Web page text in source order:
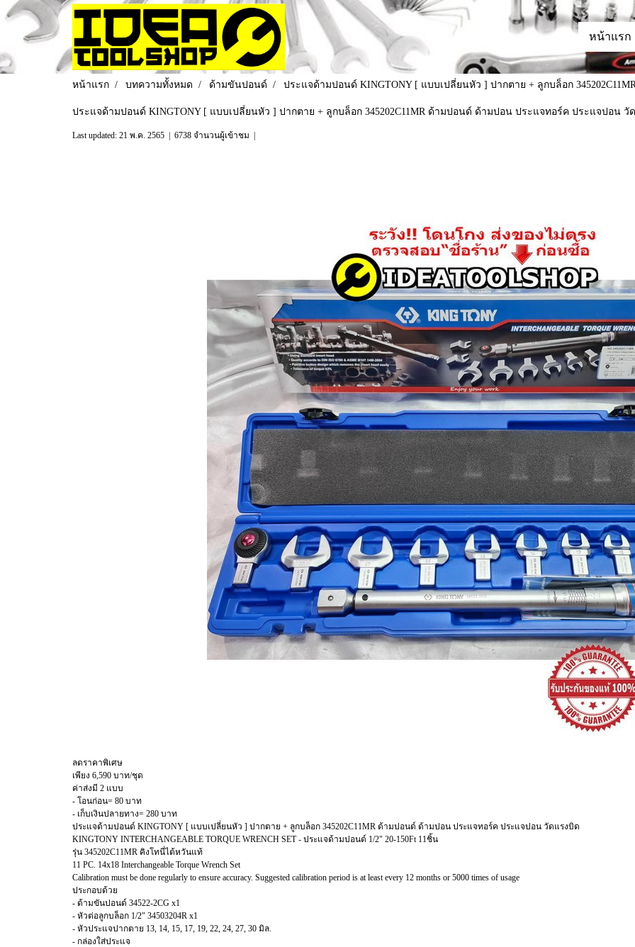
หน้าแรก
หน้าแรก บทความทั้งหมด ด้ามขันปอนด์ ประแจด้ามปอนด์ KINGTONY [ แบบเปลี่ยนหัว ] ปากตาย + ลูกบล็อก
ประแจด้ามปอนด์ KINGTONY [ แบบเปลี่ยนหัว ] ปากตาย + ลูกบล็อก 345202C11MR ด้ามปอนด์ ด้ามปอน ประแจทอร์ค ประแจปอน วั
Last updated: 21 พ.ค. 2565 6738 จำนวนผู้เข้าชม
ลดราคาพิเศษ
เพียง 6,590 บาท/ชุด
ค่าส่งมี 2 แบบ
- โอนก่อน= 80 บาท
- เก็บเงินปลายทาง= 280 บาท
ประแจด้ามปอนด์ KINGTONY [ แบบเปลี่ยนหัว ] ปากตาย + ลูกบล็อก 345202C11MR ด้ามปอนด์ ด้ามปอน ประแจทอร์ค ประแจปอน วัดแรงบิด
KINGTONY INTERCHANGEABLE TORQUE WRENCH SET - ประแจด้ามปอนด์ 1/2" 20-150Ft 11ชิ้น
รุ่น 345202C11MR คิงโทนี่ไต้หวันแท้
11 PC. 14x18 Interchangeable Torque Wrench Set
Calibration must be done regularly to ensure accuracy. Suggested calibration period is at least every 12 months or 5000 times of usage
ประกอบด้วย
- ด้ามขันปอนด์ 34522-2CG x1
- หัวต่อลูกบล็อก 1/2" 34503204R x1
- หัวประแจปากตาย 13, 14, 15, 17, 19, 22, 24, 27, 30 มิล.
- กล่องใส่ประแจ